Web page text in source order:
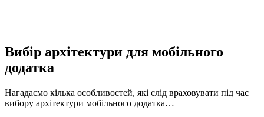
Вибір архітектури для мобільного
додатка
Нагадаємо кілька особливостей, які слід враховувати під час
вибору архітектури мобільного додатка…